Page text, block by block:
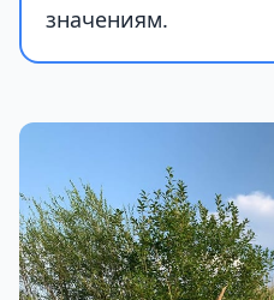
значениям.